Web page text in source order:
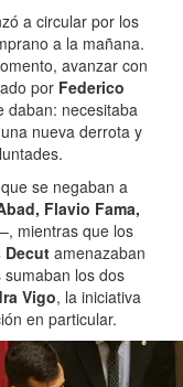
a circular por los
a la mañana.
avanzar con
por Federico
daban: necesitaba
nueva derrota y
que se negaban a
Flavio Fama,
–, mientras que los
Decut amenazaban
los dos
Vigo, la iniciativa
en particular.